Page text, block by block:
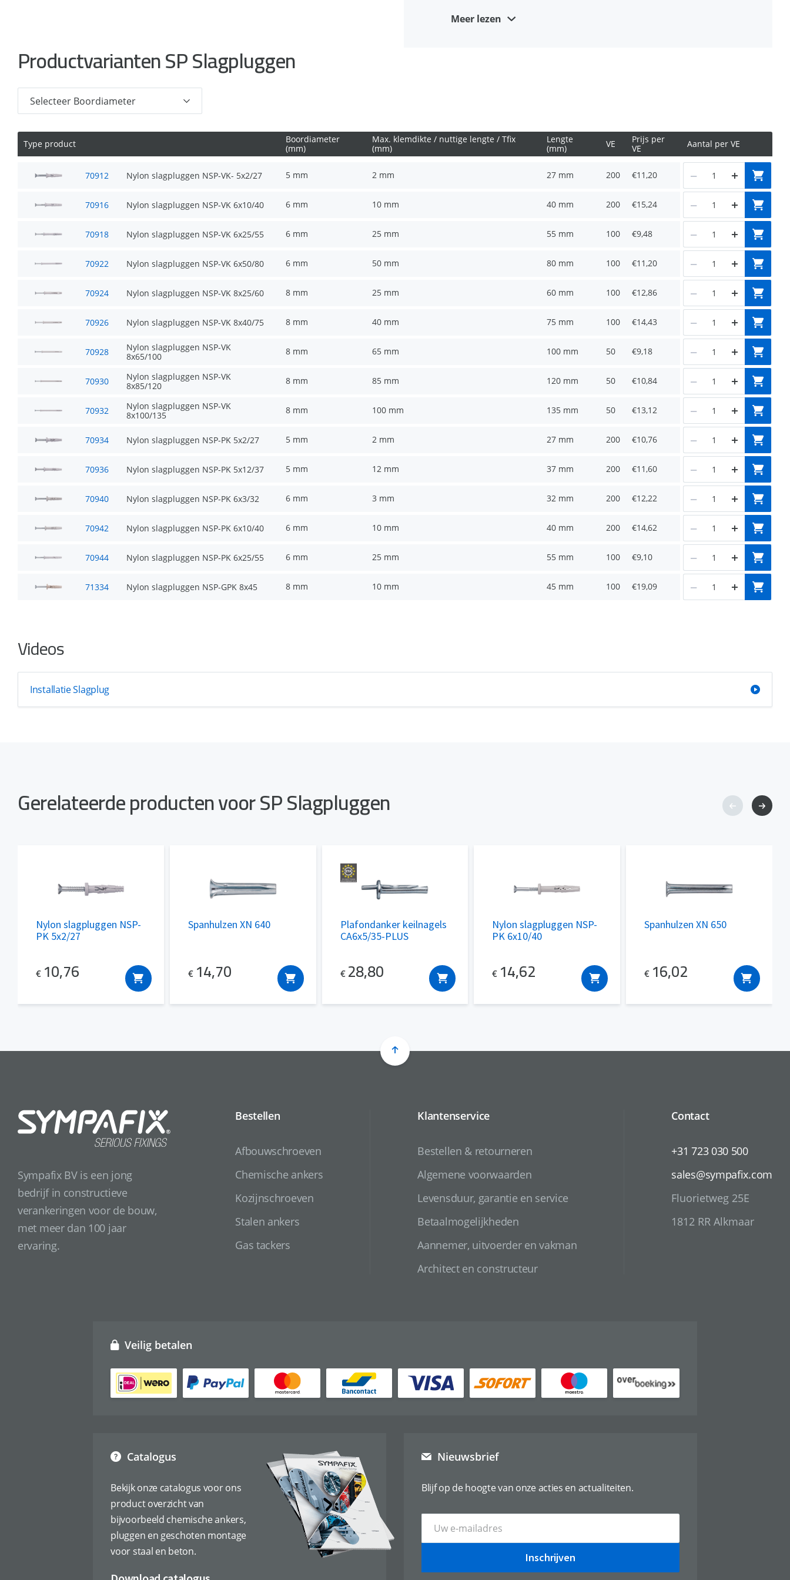
Snelle installatie met hamer en onmiddellijk belastbaar
Meer lezen
Productvarianten SP Slagpluggen
Type product
Boordiameter
(mm)
Max. klemdikte / nuttige lengte / Tfix
(mm)
Lengte
(mm)
VE
Prijs per
VE
Aantal per VE
70912 Nylon slagpluggen NSP-VK- 5x2/27 5 mm 2 mm 27 mm 200 €11,20
70916 Nylon slagpluggen NSP-VK 6x10/40 6 mm 10 mm 40 mm 200 €15,24
70918 Nylon slagpluggen NSP-VK 6x25/55 6 mm 25 mm 55 mm 100 €9,48
70922 Nylon slagpluggen NSP-VK 6x50/80 6 mm 50 mm 80 mm 100 €11,20
70924 Nylon slagpluggen NSP-VK 8x25/60 8 mm 25 mm 60 mm 100 €12,86
70926 Nylon slagpluggen NSP-VK 8x40/75 8 mm 40 mm 75 mm 100 €14,43
70928
Nylon slagpluggen NSP-VK
8x65/100
8 mm 65 mm 100 mm 50 €9,18
70930
Nylon slagpluggen NSP-VK
8x85/120
8 mm 85 mm 120 mm 50 €10,84
70932
Nylon slagpluggen NSP-VK
8x100/135
8 mm 100 mm 135 mm 50 €13,12
70934 Nylon slagpluggen NSP-PK 5x2/27 5 mm 2 mm 27 mm 200 €10,76
70936 Nylon slagpluggen NSP-PK 5x12/37 5 mm 12 mm 37 mm 200 €11,60
70940 Nylon slagpluggen NSP-PK 6x3/32 6 mm 3 mm 32 mm 200 €12,22
70942 Nylon slagpluggen NSP-PK 6x10/40 6 mm 10 mm 40 mm 200 €14,62
70944 Nylon slagpluggen NSP-PK 6x25/55 6 mm 25 mm 55 mm 100 €9,10
71334 Nylon slagpluggen NSP-GPK 8x45 8 mm 10 mm 45 mm 100 €19,09
Videos
Installatie Slagplug
Gerelateerde producten voor SP Slagpluggen
Nylon slagpluggen NSP-
PK 5x2/27
€ 10,76
Spanhulzen XN 640
€ 14,70
Plafondanker keilnagels
CA6x5/35-PLUS
€ 28,80
Nylon slagpluggen NSP-
PK 6x10/40
€ 14,62
Spanhulzen XN 650
€ 16,02
Sympafix BV is een jong
bedrijf in constructieve
verankeringen voor de bouw,
met meer dan 100 jaar
ervaring.
Bestellen
Afbouwschroeven
Chemische ankers
Kozijnschroeven
Stalen ankers
Gas tackers
Klantenservice
Bestellen & retourneren
Algemene voorwaarden
Levensduur, garantie en service
Betaalmogelijkheden
Aannemer, uitvoerder en vakman
Architect en constructeur
Contact
+31 723 030 500
sales@sympafix.com
Fluorietweg 25E
1812 RR Alkmaar
Catalogus
Bekijk onze catalogus voor ons
product overzicht van
bijvoorbeeld chemische ankers,
pluggen en geschoten montage
voor staal en beton.
Veilig betalen
Nieuwsbrief
Blijf op de hoogte van onze acties en actualiteiten.
Inschrijven